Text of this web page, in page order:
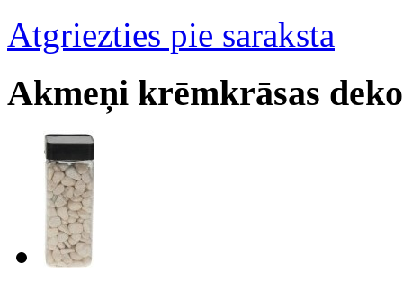
Atgriezties pie saraksta
Akmeņi krēmkrāsas